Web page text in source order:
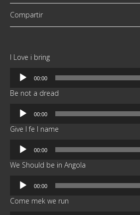
Compartir
I Love i bring
Reproductor
audio
00:00
Be not a dread
Reproductor
audio
00:00
Give I fe I name
Reproductor
audio
00:00
We Should be in Angola
Reproductor
audio
00:00
Come mek we run